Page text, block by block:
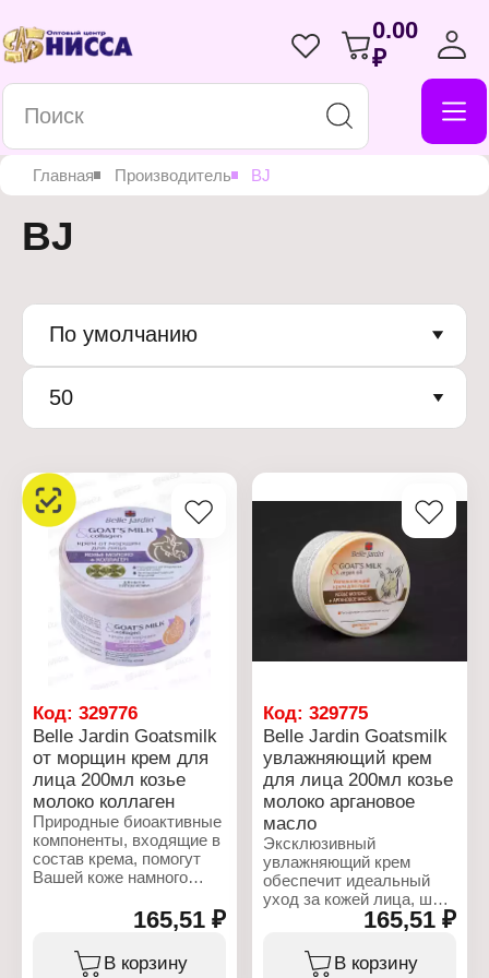
0.00
₽
Главная Производитель BJ
BJ
По умолчанию
50
Код: 329776
Belle Jardin Goatsmilk
от морщин крем для
лица 200мл козье
молоко коллаген
Природные биоактивные
компоненты, входящие в
состав крема, помогут
Вашей коже намного
привлекательной.
Антивозрастной,
регенерирующий крем
165,51 ₽
В корзину
Код:329775
Belle Jardin Goatsmilk
увлажняющий крем
для лица 200мл козье
молоко аргановое
масло
Эксклюзивный
увлажняющий крем
обеспечит идеальный
уход за кожей лица, шеи
и декольте. Крем
сокращает потерю влаги,
поддерживает
необходимый уровень
165,51 ₽
В корзину